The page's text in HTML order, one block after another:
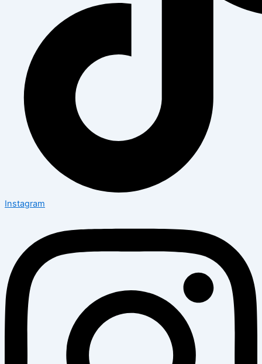
Instagram